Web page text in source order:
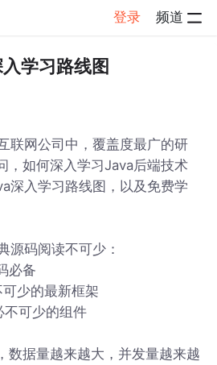
登录 频道
详情
学习路线图
联网公司中，覆盖度最广的研
，如何深入学习Java后端技术
深入学习路线图，以及免费学
源码阅读不可少：
必备
少的最新框架
可少的组件
数据量越来越大，并发量越来越